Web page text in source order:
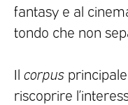
fantasy e al
tondo che non
Il corpus
riscoprire